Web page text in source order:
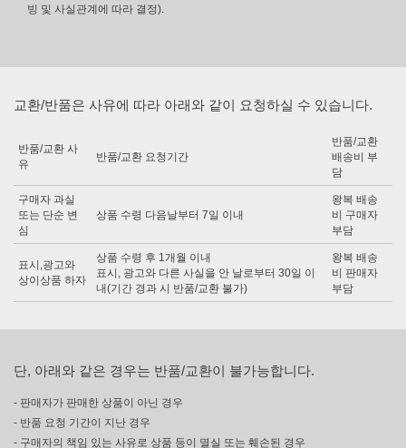
빙 및 사실관계에 따라 결정).
교환/반품은 사유에 따라 아래와 같이 요청하실 수 있습니다.
반품/교환 사
유
반품/교환 요청기간
반품/교환
배송비 부
담
구매자 과실
또는 단순 변
심
상품 수령 다음날부터 7일 이내
왕복 배송
비 구매자
부담
표시,광고와
상이상품 하자
상품 수령 후 1개월 이내
표시, 광고와 다른 사실을 안 날로부터 30일 이
내(기간 경과 시 반품/교환 불가)
왕복 배송
비 판매자
부담
단, 아래와 같은 경우는 반품/교환이 불가능합니다.
- 판매자가 판매한 상품이 아닌 경우
- 반품 요청 기간이 지난 경우
- 구매자의 책임 있는 사유로 상품 등이 멸실 또는 훼손된 경우